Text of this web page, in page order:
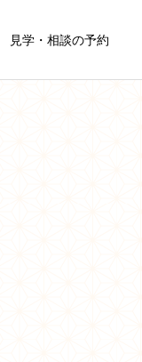
見学・相談の予約